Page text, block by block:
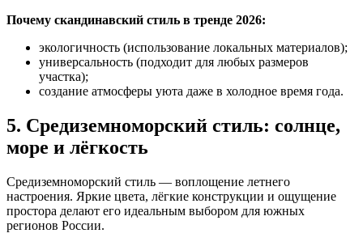
Почему скандинавский стиль в тренде 2026:
экологичность (использование локальных материалов);
универсальность (подходит для любых размеров
участка);
создание атмосферы уюта даже в холодное время года.
5. Средиземноморский стиль: солнце,
море и лёгкость
Средиземноморский стиль — воплощение летнего
настроения. Яркие цвета, лёгкие конструкции и ощущение
простора делают его идеальным выбором для южных
регионов России.